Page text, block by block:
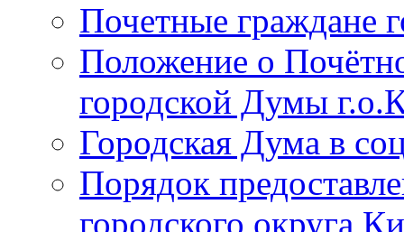
Почетные граждане
Положение о
городской Думы
Городская Дума в
Порядок
городского округа